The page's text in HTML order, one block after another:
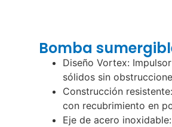
Bomba
Diseño Vortex:
sólidos sin
Construcción
con recubrimiento en
Eje de acero